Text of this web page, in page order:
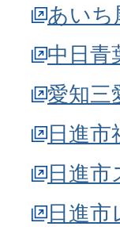
あいち
中日青
愛知三
日進市
日進市
日進